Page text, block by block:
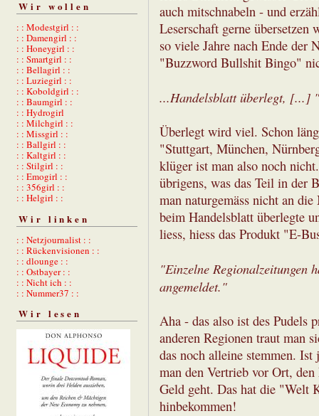
Wir wollen
: : Modestgirl : :
: : Damengirl : :
: : Honeygirl : :
: : Smartgirl : :
: : Bellagirl : :
: : Luziegirl : :
: : Koboldgirl : :
: : Baumgirl : :
: : Hydrogirl
: : Milchgirl : :
: : Missgirl : :
: : Ballgirl : :
: : Kaltgirl : :
: : Stilgirl : :
: : Emogirl : :
: : 356girl : :
: : Helgirl : :
Wir linken
: : Netzjournalist : :
: : Rückenvisionen : :
: : dlounge : :
: : Ostbayer : :
: : Nicht ich : :
: : Nummer37 : :
Wir lesen
auch mitschnabeln - und
Leserschaft gerne übersetzen
so viele Jahre nach Ende der
"Buzzword Bullshit Bingo"
...Handelsblatt überlegt, [...]
Überlegt wird viel. Schon
"Stuttgart, München,
klüger ist man also noch
übrigens, was das Teil in der
man naturgemäss nicht an
beim Handelsblatt überlegte
liess, hiess das Produkt "E-
"Einzelne Regionalzeitungen
angemeldet."
Aha - das also ist des Pudels
anderen Regionen traut man
das noch alleine stemmen.
man den Vertrieb vor Ort,
Geld geht. Das hat die "Welt
hinbekommen!